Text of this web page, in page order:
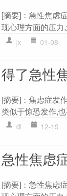
[摘要]：急性焦虑
现心理方面的压力
jx 01-08
得了急性
[摘要]：焦虑症发
类似于惊恐发作,
dl 12-19
急性焦虑
[摘要]：急性焦虑